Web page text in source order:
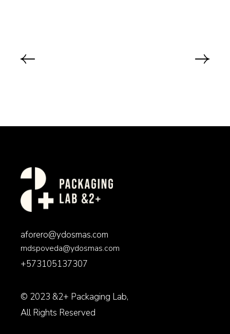
aforero@ydosmas.com
mdspoveda@ydosmas.com
+573105137307
© 2023 &2+ Packaging Lab,
All Rights Reserved